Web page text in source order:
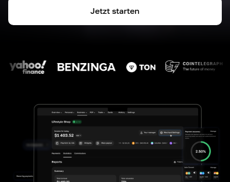
Jetzt starten